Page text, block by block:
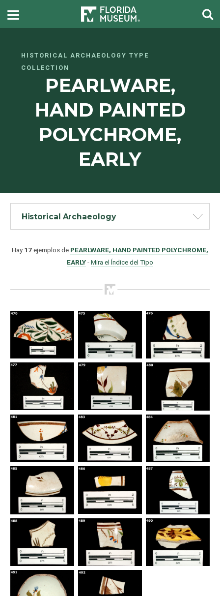
HISTORICAL ARCHAEOLOGY TYPE
COLLECTION
PEARLWARE,
HAND PAINTED
POLYCHROME,
EARLY
Historical Archaeology
Como Utilizar
Introducción a la Identificación Cerámica
Lista Tipológica
Navegar y Buscar
Glosario
Sobre la Colección
Bibliografía
Hay 17ejemplos de PEARLWARE, HAND PAINTED POLYCHROME,
EARLY-Mira el Índice del Tipo